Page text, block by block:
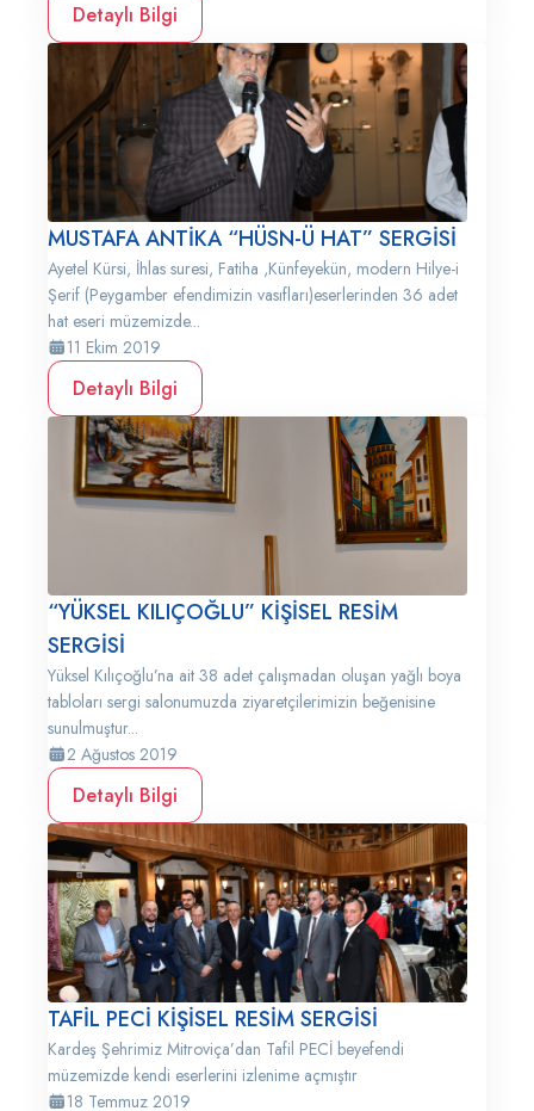
Detaylı Bilgi
MUSTAFA ANTİKA “HÜSN-Ü HAT” SERGİSİ
Ayetel Kürsi, İhlas suresi, Fatiha ,Künfeyekün, modern Hilye-i
Şerif (Peygamber efendimizin vasıfları)eserlerinden 36 adet
hat eseri müzemizde...
11 Ekim 2019
Detaylı Bilgi
“YÜKSEL KILIÇOĞLU” KİŞİSEL RESİM
SERGİSİ
Yüksel Kılıçoğlu’na ait 38 adet çalışmadan oluşan yağlı boya
tabloları sergi salonumuzda ziyaretçilerimizin beğenisine
sunulmuştur...
2 Ağustos 2019
Detaylı Bilgi
TAFİL PECİ KİŞİSEL RESİM SERGİSİ
Kardeş Şehrimiz Mitroviça’dan Tafil PECİ beyefendi
müzemizde kendi eserlerini izlenime açmıştır
18 Temmuz 2019